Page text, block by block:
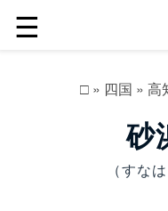
☰
□» 四国 » 高
砂
（すな